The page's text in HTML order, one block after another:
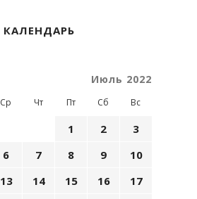
КАЛЕНДАРЬ
Июль 2022
Ср Чт Пт Сб Вс
1 2
3
6 7 8 9
10
13 14 15 16
17